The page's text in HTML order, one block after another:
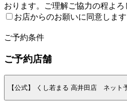
おります。ご理解ご協力の程よろ
お店からのお願いに同意します
ご予約条件
ご予約店舗
【公式】 くし若まる 高井田店 ネット